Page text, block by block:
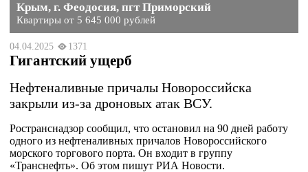
Крым, г. Феодосия, пгт Приморский
Квартиры от 5 645 000 рублей
04.04.2025 1371
Гигантский ущерб
Нефтеналивные причалы Новороссийска
закрыли из-за дроновых атак ВСУ.
Ространснадзор сообщил, что остановил на 90 дней работу
одного из нефтеналивных причалов Новороссийского
морского торгового порта. Он входит в группу
«Транснефть». Об этом пишут РИА Новости.